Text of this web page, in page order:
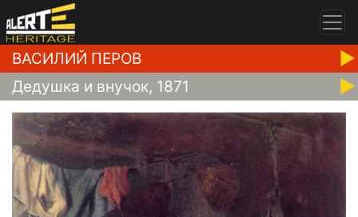
ВАСИЛИЙ ПЕРОВ
Дедушка и внучок, 1871